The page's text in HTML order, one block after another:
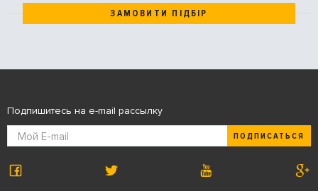
ЗАМОВИТИ ПІДБІР
Подпишитесь на e-mail рассылку
ПОДПИСАТЬСЯ